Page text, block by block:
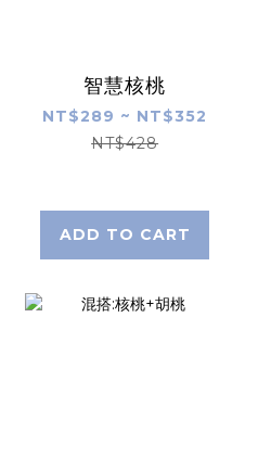
智慧核桃
NT$289 ~ NT$352
NT$428
ADD TO CART